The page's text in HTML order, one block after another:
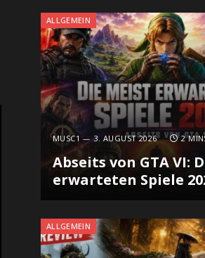
ALLGEMEIN
MUSC1 3. AUGUST 2026 2
Abseits von GTA VI:
erwarteten Spiele
ALLGEMEIN